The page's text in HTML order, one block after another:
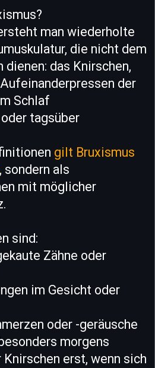
man wiederholte
die nicht dem
das Knirschen,
der
Schlaf
tagsüber
gilt Bruxismus
, sondern als
mit möglicher
sind:
Zähne oder
im Gesicht oder
oder -geräusche
morgens
erst, wenn sich